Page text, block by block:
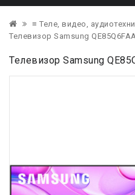
≡ Теле, видео,
Телевизор Samsung
Телевизор Samsung